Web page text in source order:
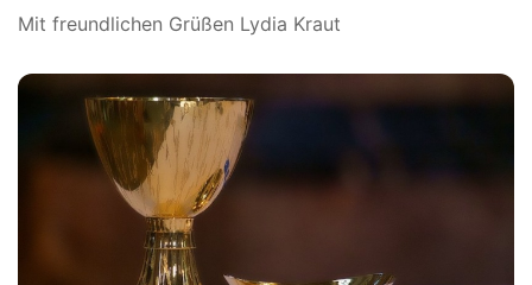
Mit freundlichen Grüßen Lydia Kraut